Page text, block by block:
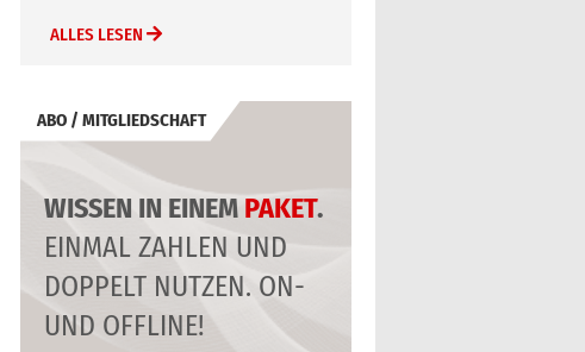
ALLES LESEN
ABO / MITGLIEDSCHAFT
WISSEN IN EINEM PAKET.
EINMAL ZAHLEN UND
DOPPELT NUTZEN. ON-
UND OFFLINE!